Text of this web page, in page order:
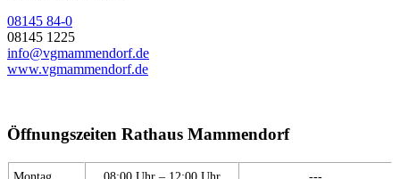
08145 84-0
08145 1225
info@vgmammendorf.de
www.vgmammendorf.de
Öffnungszeiten Rathaus Mammendorf